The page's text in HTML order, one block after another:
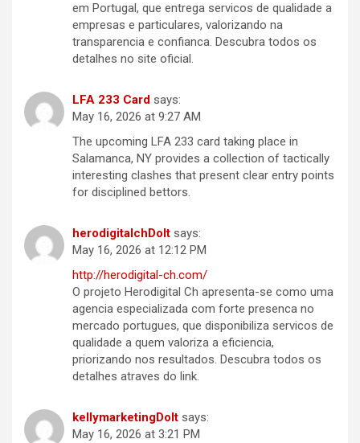
em Portugal, que entrega servicos de qualidade a
empresas e particulares, valorizando na
transparencia e confianca. Descubra todos os
detalhes no site oficial.
LFA 233 Card says:
May 16, 2026 at 9:27 AM
The upcoming LFA 233 card taking place in
Salamanca, NY provides a collection of tactically
interesting clashes that present clear entry points
for disciplined bettors.
herodigitalchDoIt says:
May 16, 2026 at 12:12 PM
http://herodigital-ch.com/
O projeto Herodigital Ch apresenta-se como uma
agencia especializada com forte presenca no
mercado portugues, que disponibiliza servicos de
qualidade a quem valoriza a eficiencia,
priorizando nos resultados. Descubra todos os
detalhes atraves do link.
kellymarketingDoIt says:
May 16, 2026 at 3:21 PM